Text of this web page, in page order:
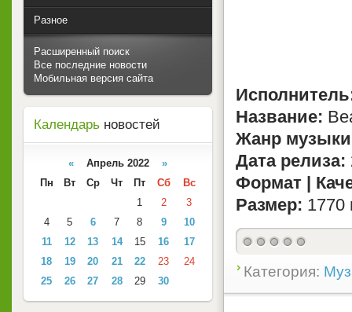
Название:
Жанр
Дата релиза:
Формат |
Размер: 1770
Категория:
Разное
Расширенный поиск
Все последние новости
Мобильная версия сайта
Календарь новостей
« Апрель 2022 »
Пн
Вт Ср Чт Пт Сб
Вс
1
2
3
4
5 6 7 8 9
10
11
12 13 14 15 16
17
18
19 20 21 22 23
24
25
26 27 28 29 30